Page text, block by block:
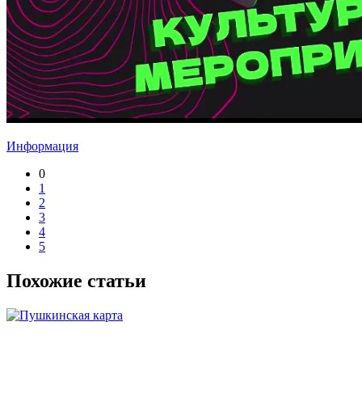
Информация
0
1
2
3
4
5
Похожие статьи